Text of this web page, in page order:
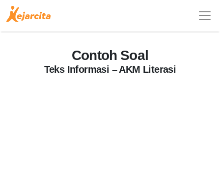
Contoh Soal
Teks Informasi – AKM Literasi